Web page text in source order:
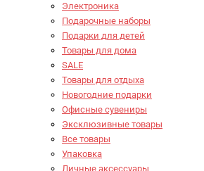
Электроника
Подарочные наборы
Подарки для детей
Товары для дома
SALE
Товары для отдыха
Новогодние подарки
Офисные сувениры
Эксклюзивные товары
Все товары
Упаковка
Личные аксессуары